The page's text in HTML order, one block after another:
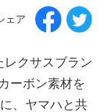
ェア
クサスブラン
ーボン素材を
、ヤマハと共